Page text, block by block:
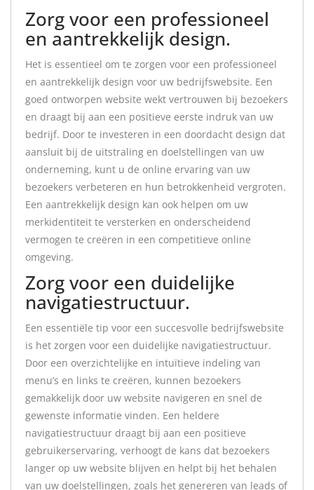
Zorg voor een professioneel
en aantrekkelijk design.
Het is essentieel om te zorgen voor een professioneel
en aantrekkelijk design voor uw bedrijfswebsite. Een
goed ontworpen website wekt vertrouwen bij bezoekers
en draagt bij aan een positieve eerste indruk van uw
bedrijf. Door te investeren in een doordacht design dat
aansluit bij de uitstraling en doelstellingen van uw
onderneming, kunt u de online ervaring van uw
bezoekers verbeteren en hun betrokkenheid vergroten.
Een aantrekkelijk design kan ook helpen om uw
merkidentiteit te versterken en onderscheidend
vermogen te creëren in een competitieve online
omgeving.
Zorg voor een duidelijke
navigatiestructuur.
Een essentiële tip voor een succesvolle bedrijfswebsite
is het zorgen voor een duidelijke navigatiestructuur.
Door een overzichtelijke en intuïtieve indeling van
menu’s en links te creëren, kunnen bezoekers
gemakkelijk door uw website navigeren en snel de
gewenste informatie vinden. Een heldere
navigatiestructuur draagt bij aan een positieve
gebruikerservaring, verhoogt de kans dat bezoekers
langer op uw website blijven en helpt bij het behalen
van uw doelstellingen, zoals het genereren van leads of